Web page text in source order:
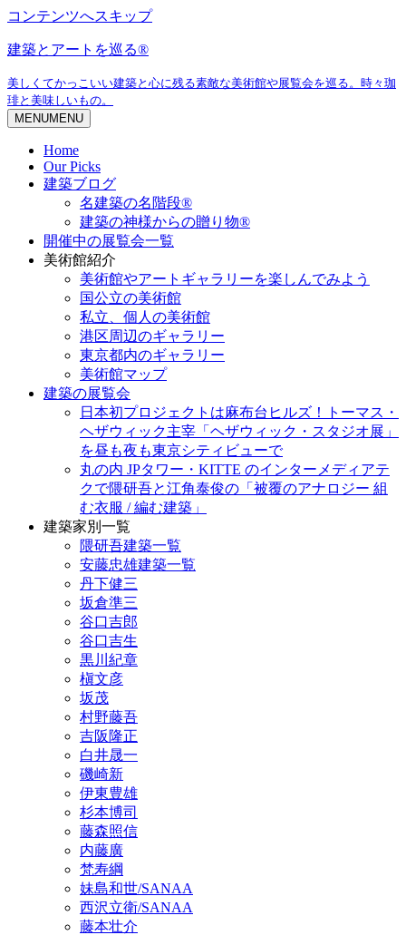
コンテンツへスキップ
建築とアートを巡る®
美しくてかっこいい建築と心に残る素敵な美術館や展覧会を巡る。時々珈
琲と美味しいもの。
MENUMENU
Home
Our Picks
建築ブログ
名建築の名階段®
建築の神様からの贈り物®
開催中の展覧会一覧
美術館紹介
美術館やアートギャラリーを楽しんでみよう
国公立の美術館
私立、個人の美術館
港区周辺のギャラリー
東京都内のギャラリー
美術館マップ
建築の展覧会
日本初プロジェクトは麻布台ヒルズ！トーマス・
ヘザウィック主宰「ヘザウィック・スタジオ展」
を昼も夜も東京シティビューで
丸の内 JPタワー・KITTE のインターメディアテ
クで隈研吾と江角泰俊の「被覆のアナロジー 組
む衣服 / 編む建築」
建築家別一覧
隈研吾建築一覧
安藤忠雄建築一覧
丹下健三
坂倉準三
谷口吉郎
谷口吉生
黒川紀章
槇文彦
坂茂
村野藤吾
吉阪隆正
白井晟一
磯崎新
伊東豊雄
杉本博司
藤森照信
内藤廣
梵寿綱
妹島和世/SANAA
西沢立衛/SANAA
藤本壮介